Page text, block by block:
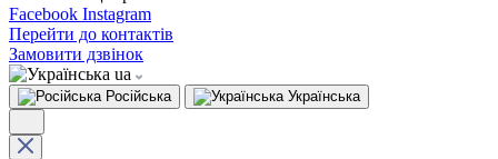
Facebook Instagram
Перейти до контактів
Замовити дзвінок
ua
Російська Українська